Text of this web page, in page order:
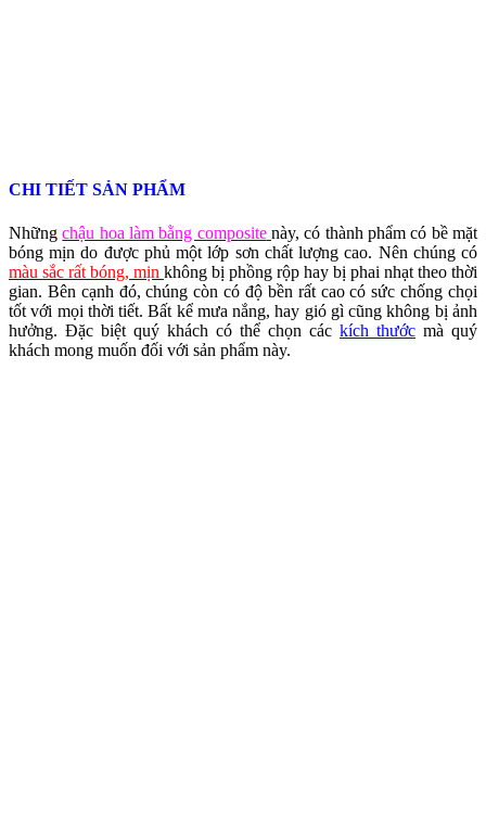
CHI TIẾT SẢN PHẨM
Nhữngchậu hoa làm bằng composite này, có thành phẩm có bề mặt
bóng mịn do được phủ một lớp sơn chất lượng cao. Nên chúng có
màu sắc rất bóng, mịn không bị phồng rộp hay bị phai nhạt theo thời
gian. Bên cạnh đó, chúng còn có độ bền rất cao có sức chống chọi
tốt với mọi thời tiết. Bất kể mưa nắng, hay gió gì cũng không bị ảnh
hưởng. Đặc biệt quý khách có thể chọn các kích thước mà quý
khách mong muốn đối với sản phẩm này.